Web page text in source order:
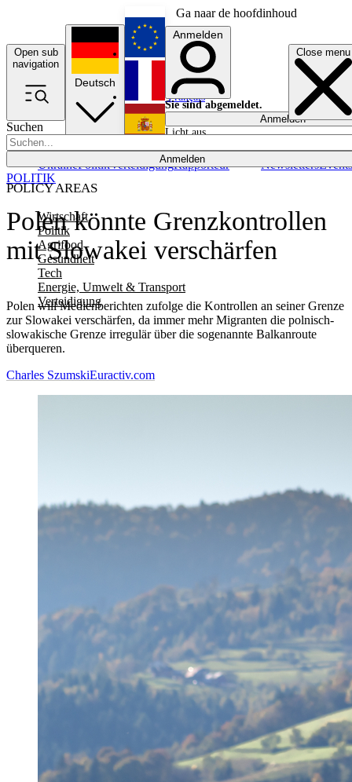
Ga naar de hoofdinhoud
Open sub
navigation
Close menu
Suchen
Anmelden
POLICY AREAS
Wirtschaft
Politik
Agrifood
Gesundheit
Tech
Energie, Umwelt & Transport
Verteidigung
UkrainePolitikVerteidigungRapporteur NewslettersEvents
Deutsch
English
Français
Anmelden
Sie sind abgemeldet.
Anmelden
Licht aus
Polen könnte Grenzkontrollen
mit Slowakei verschärfen
Polen will Medienberichten zufolge die Kontrollen an seiner Grenze
zur Slowakei verschärfen, da immer mehr Migranten die polnisch-
slowakische Grenze irregulär über die sogenannte Balkanroute
überqueren.
POLITIK
Charles SzumskiEuractiv.com